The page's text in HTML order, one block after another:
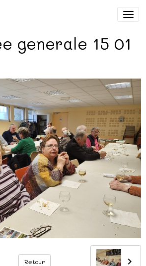
generale 15 01
Retour